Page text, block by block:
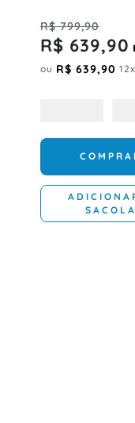
R$ 799,90
R$ 639,90
ou R$ 639,90 12
SACOLA